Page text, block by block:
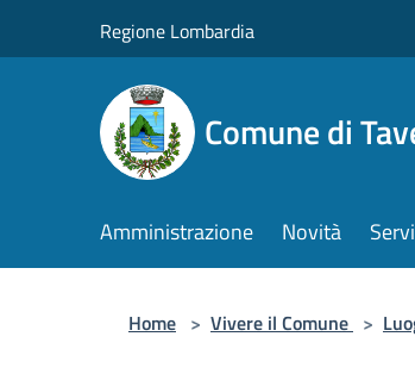
Regione Lombardia
Comune di
Amministrazione Novità
Home > Vivere il Comune >